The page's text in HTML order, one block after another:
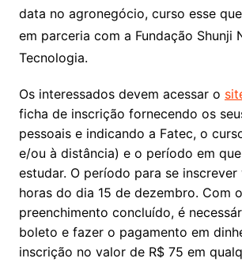
data no agronegócio, curso esse
em parceria com a Fundação Shunji
Tecnologia.
Os interessados devem acessar o
ficha de inscrição fornecendo os
pessoais e indicando a Fatec, o
e/ou à distância) e o período em
estudar. O período para se inscrever
horas do dia 15 de dezembro. Com o
preenchimento concluído, é
boleto e fazer o pagamento em
inscrição no valor de R$ 75 em